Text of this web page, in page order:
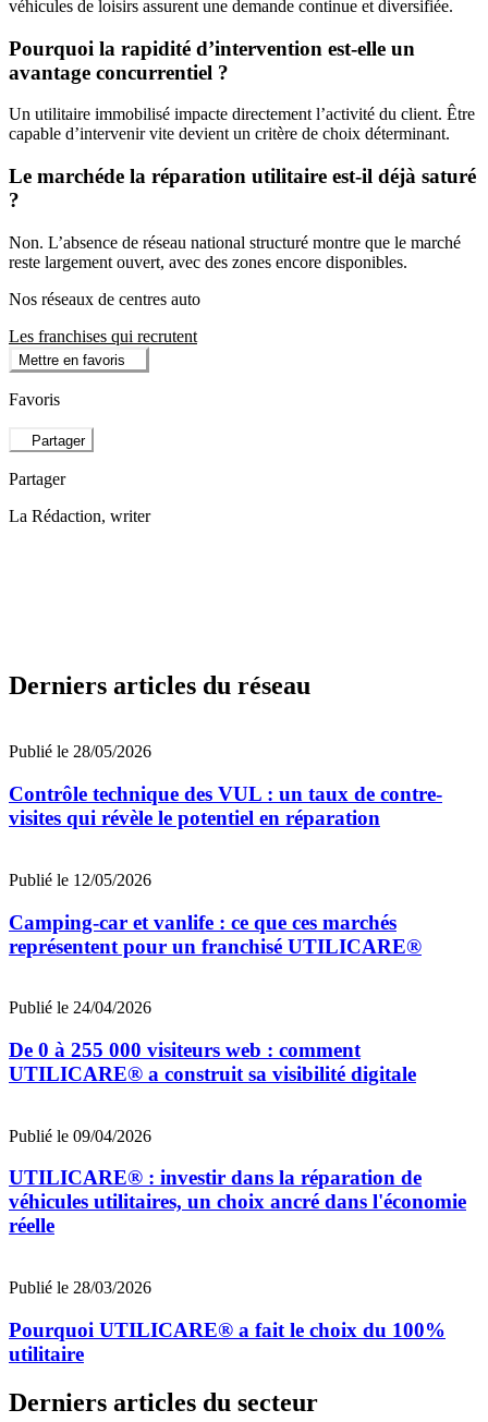
véhicules de loisirs assurent une demande continue et diversifiée.
Pourquoi la rapidité d’intervention est-elle un
avantage concurrentiel ?
Un utilitaire immobilisé impacte directement l’activité du client. Être
capable d’intervenir vite devient un critère de choix déterminant.
Le marchéde la réparation utilitaire est-il déjà saturé
?
Non. L’absence de réseau national structuré montre que le marché
reste largement ouvert, avec des zones encore disponibles.
Nos réseaux de centres auto
Les franchises qui recrutent
Mettre en favoris
Favoris
Partager
Partager
La Rédaction, writer
Derniers articles du réseau
Publié le 28/05/2026
Contrôle technique des VUL : un taux de contre-
visites qui révèle le potentiel en réparation
Publié le 12/05/2026
Camping-car et vanlife : ce que ces marchés
représentent pour un franchisé UTILICARE®
Publié le 24/04/2026
De 0 à 255 000 visiteurs web : comment
UTILICARE® a construit sa visibilité digitale
Publié le 09/04/2026
UTILICARE® : investir dans la réparation de
véhicules utilitaires, un choix ancré dans l'économie
réelle
Publié le 28/03/2026
Pourquoi UTILICARE® a fait le choix du 100%
utilitaire
Derniers articles du secteur